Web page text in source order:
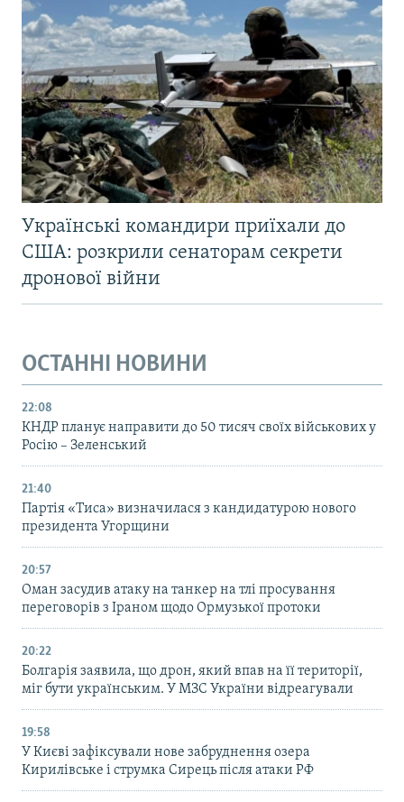
Українські командири приїхали до
США: розкрили сенаторам секрети
дронової війни
ОСТАННІ НОВИНИ
22:08
КНДР планує направити до 50 тисяч своїх військових у
Росію – Зеленський
21:40
Партія «Тиса» визначилася з кандидатурою нового
президента Угорщини
20:57
Оман засудив атаку на танкер на тлі просування
переговорів з Іраном щодо Ормузької протоки
20:22
Болгарія заявила, що дрон, який впав на її території,
міг бути українським. У МЗС України відреагували
19:58
У Києві зафіксували нове забруднення озера
Кирилівське і струмка Сирець після атаки РФ